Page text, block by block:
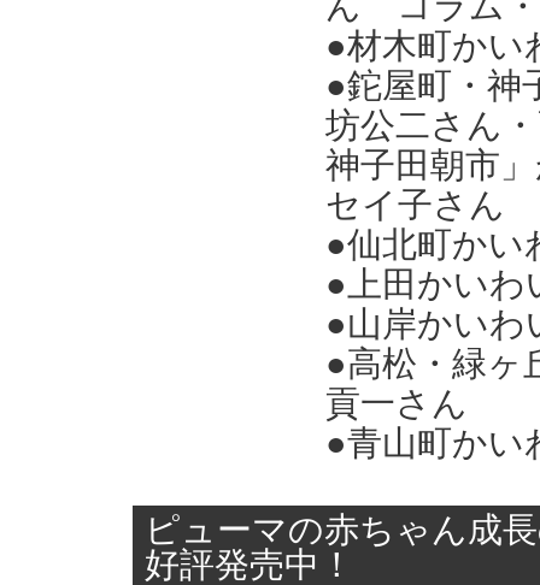
●材木町かい
●鉈屋町・神
坊公二さん
神子田朝市
セイ子さん
●仙北町かい
●上田かいわ
●山岸かいわ
●高松・緑ヶ
貢一さん
●青山町かい
ピューマの赤ちゃん成
好評発売中！